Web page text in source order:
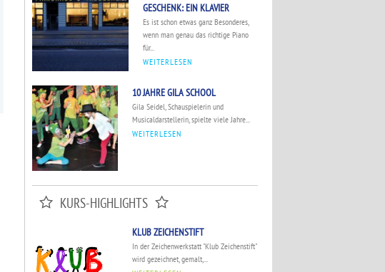
GESCHENK: EIN KLAVIER
Es ist schon etwas ganz Besonderes,
wenn man genau das richtige Piano
für...
WEITERLESEN
10 JAHRE GILA SCHOOL
Gila Seidel, Schauspielerin und
Musicaldarstellerin, spielte viele Jahre...
WEITERLESEN
KURS-HIGHLIGHTS
KLUB ZEICHENSTIFT
In der Zeichenwerkstatt "Klub Zeichenstift"
wird gezeichnet, gemalt,...